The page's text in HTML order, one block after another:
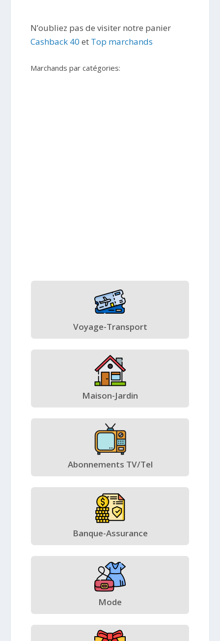
N’oubliez pas de visiter notre panier
Cashback 40 et Top marchands
Marchands par catégories:
Voyage-Transport
Maison-Jardin
Abonnements TV/Tel
Banque-Assurance
Mode